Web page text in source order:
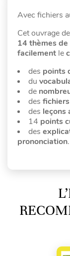
Avec fichiers
Cet ouvrage
14 thèmes
facilement le
des points
du
de
des
des leçons
14 points
des
prononciation.